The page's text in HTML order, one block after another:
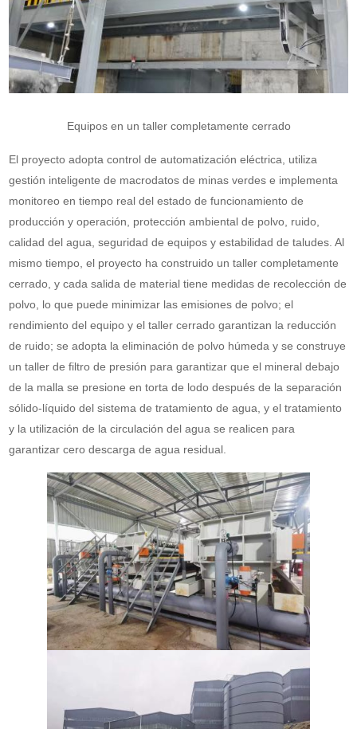
Equipos en un taller completamente cerrado
El proyecto adopta control de automatización eléctrica, utiliza
gestión inteligente de macrodatos de minas verdes e implementa
monitoreo en tiempo real del estado de funcionamiento de
producción y operación, protección ambiental de polvo, ruido,
calidad del agua, seguridad de equipos y estabilidad de taludes. Al
mismo tiempo, el proyecto ha construido un taller completamente
cerrado, y cada salida de material tiene medidas de recolección de
polvo, lo que puede minimizar las emisiones de polvo; el
rendimiento del equipo y el taller cerrado garantizan la reducción
de ruido; se adopta la eliminación de polvo húmeda y se construye
un taller de filtro de presión para garantizar que el mineral debajo
de la malla se presione en torta de lodo después de la separación
sólido-líquido del sistema de tratamiento de agua, y el tratamiento
y la utilización de la circulación del agua se realicen para
garantizar cero descarga de agua residual.